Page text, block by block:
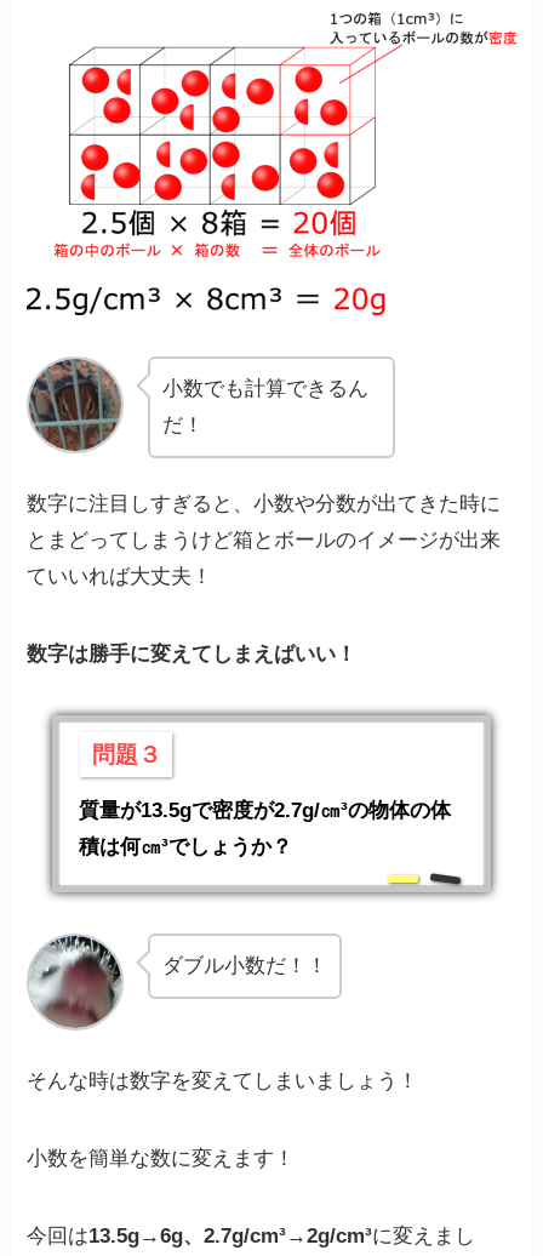
小数でも計算できるん
だ！
数字に注目しすぎると、小数や分数が出てきた時に
とまどってしまうけど箱とボールのイメージが出来
ていいれば大丈夫！
数字は勝手に変えてしまえばいい！
問題３
質量が13.5gで密度が2.7g/㎝³の物体の体
積は何㎝³でしょうか？
ダブル小数だ！！
そんな時は数字を変えてしまいましょう！
小数を簡単な数に変えます！
今回は13.5g→6g、2.7g/cm³→2g/cm³に変えまし